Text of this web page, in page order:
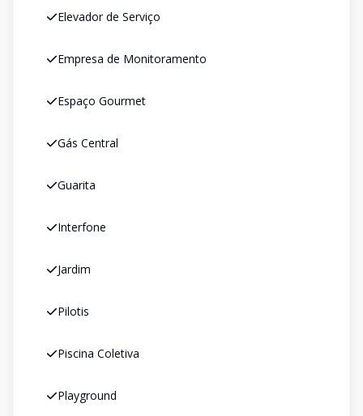
Elevador de Serviço
Empresa de Monitoramento
Espaço Gourmet
Gás Central
Guarita
Interfone
Jardim
Pilotis
Piscina Coletiva
Playground